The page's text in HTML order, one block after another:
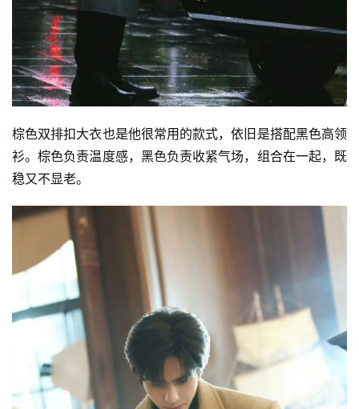
棕色双排扣大衣也是他很常用的款式，依旧是搭配黑色高领
衫。棕色负责温度感，黑色负责收紧气场，组合在一起，既
稳又不显老。